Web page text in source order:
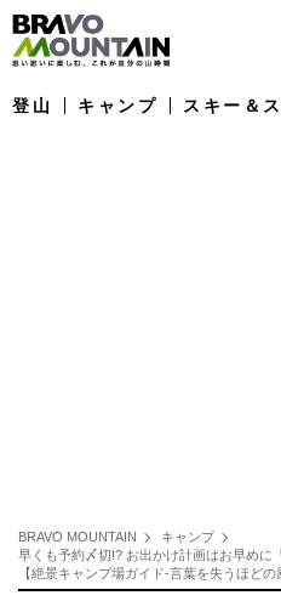
登山 キャンプ スキー＆
BRAVO MOUNTAIN
キャンプ
早くも予約〆切!? お出かけ計画はお早めに
【絶景キャンプ場ガイド-言葉を失うほどの